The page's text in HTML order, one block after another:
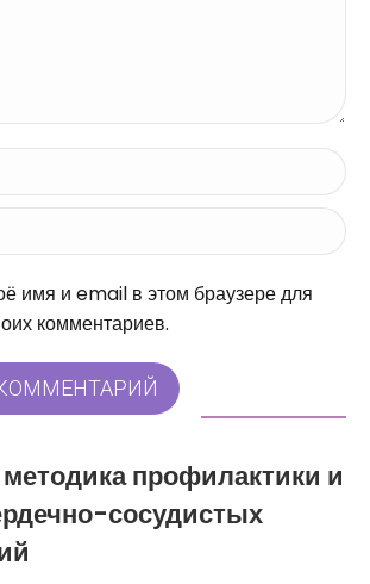
имя и email в этом браузере для
комментариев.
профилактики и
сосудистых